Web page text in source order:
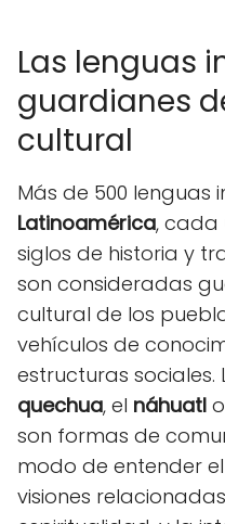
Las lenguas
guardianes
cultural
Más de 500 lenguas
Latinoamérica, cada
siglos de historia y
son consideradas
cultural de los
vehículos de
estructuras sociales.
quechua, el náhuatl
son formas de
modo de entender
visiones